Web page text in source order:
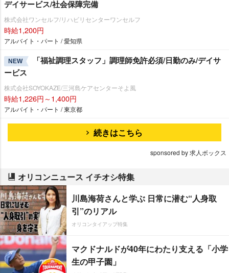
デイサービス/社会保障完備
株式会社ワンセルフ/リハビリセンターワンセルフ
時給1,200円
アルバイト・パート / 愛知県
NEW
「福祉調理スタッフ」調理師免許必須/日勤のみ/デイサ
ービス
株式会社SOYOKAZE/三河島ケアセンターそよ風
時給1,226円～1,400円
アルバイト・パート / 東京都
続きはこちら
sponsored by 求人ボックス
オリコンニュース イチオシ特集
川島海荷さんと学ぶ 日常に潜む“人身取
引”のリアル
オリコンタイアップ特集
マクドナルドが40年にわたり支える「小学
生の甲子園」